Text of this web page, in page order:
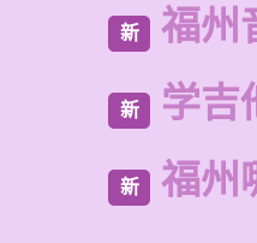
新 福州
新 学吉
新 福州